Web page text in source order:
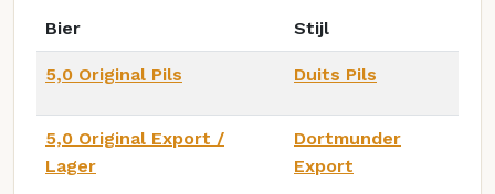
Bier Stijl
5,0 Original Pils Duits Pils
5,0 Original Export /
Lager
Dortmunder
Export